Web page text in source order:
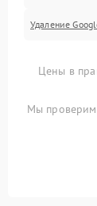
Удаление
Цены в
Мы проверим